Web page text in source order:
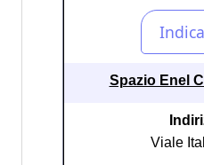
Spazio Enel
Viale